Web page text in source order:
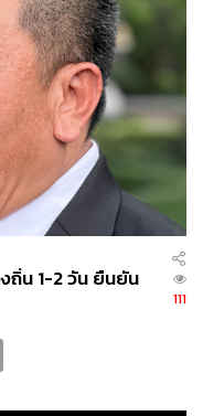
ถิ่น 1-2 วัน ยืนยัน
111